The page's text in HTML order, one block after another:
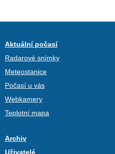
Aktuální počasí
Radarové snímky
Meteostanice
Počasí u vás
Webkamery
Teplotní mapa
Archiv
Uživatelé